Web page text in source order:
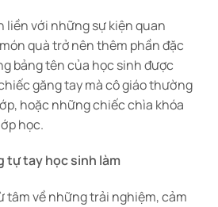
liền với những sự kiện quan
quà trở nên thêm phần đặc
bảng tên của học sinh được
găng tay mà cô giáo thường
hoặc những chiếc chìa khóa
học.
tự tay học sinh làm
tâm về những trải nghiệm, cảm